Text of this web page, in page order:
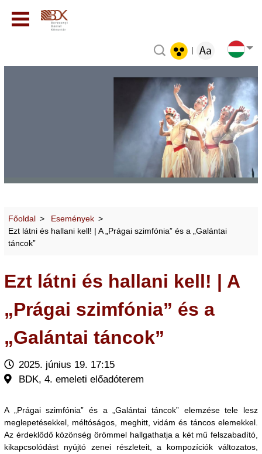
Főoldal
Események
Ezt látni és hallani kell! | A „Prágai szimfónia” és a „Galántai
táncok”
Ezt látni és hallani kell! | A
„Prágai szimfónia” és a
„Galántai táncok”
2025. június 19. 17:15
BDK, 4. emeleti előadóterem
A „Prágai szimfónia” és a „Galántai táncok” elemzése tele lesz
meglepetésekkel, méltóságos, meghitt, vidám és táncos elemekkel.
Az érdeklődő közönség örömmel hallgathatja a két mű felszabadító,
kikapcsolódást nyújtó zenei részleteit, a kompozíciók változatos,